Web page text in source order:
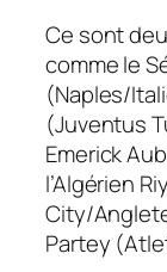
Ce sont
comme le
(Naples/
(Juventus
Emerick
l’Algérien
City/
Partey